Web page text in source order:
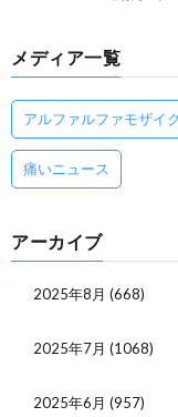
メディア一覧
アルファルファモザイク
痛いニュース
アーカイブ
2025年8月 (668)
2025年7月 (1068)
2025年6月 (957)